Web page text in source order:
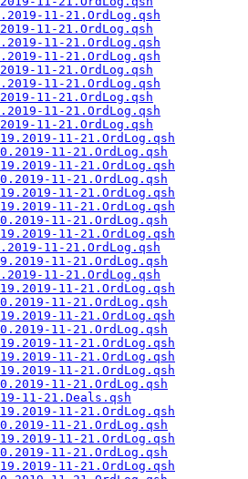
11-21.OrdLog.qsh
11-21.OrdLog.qsh
11-21.OrdLog.qsh
11-21.OrdLog.qsh
11-21.OrdLog.qsh
11-21.OrdLog.qsh
11-21.OrdLog.qsh
11-21.OrdLog.qsh
11-21.OrdLog.qsh
11-21.OrdLog.qsh
11-21.OrdLog.qsh
11-21.OrdLog.qsh
11-21.OrdLog.qsh
11-21.OrdLog.qsh
11-21.OrdLog.qsh
11-21.OrdLog.qsh
11-21.OrdLog.qsh
11-21.OrdLog.qsh
11-21.OrdLog.qsh
11-21.OrdLog.qsh
11-21.OrdLog.qsh
11-21.OrdLog.qsh
11-21.OrdLog.qsh
11-21.OrdLog.qsh
11-21.OrdLog.qsh
11-21.OrdLog.qsh
11-21.OrdLog.qsh
11-21.OrdLog.qsh
11-21.Deals.qsh
11-21.OrdLog.qsh
11-21.OrdLog.qsh
11-21.OrdLog.qsh
11-21.OrdLog.qsh
11-21.OrdLog.qsh